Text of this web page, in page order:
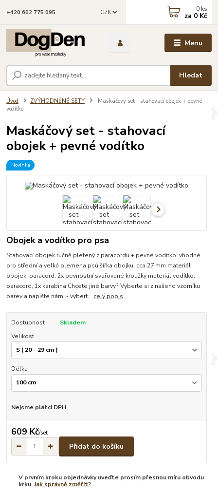
Menu
CZK
Hledat
+420 602 775 095 0 ks
za 0 Kč
Úvod ZVÝHODNĚNÉ SETY
Maskáčový set - stahovací obojek + pevné
vodítko
Maskáčový set - stahovací
obojek + pevné vodítko
Novinka
Obojek a vodítko pro psa
Stahovací obojek ručně pletený z paracordu + pevné vodítko vhodné
pro střední a velká plemena psů šířka obojku: cca 27 mm materiál
obojek: paracord, 2x pevnostní svařované kroužky materiál vodítko:
paracord, 1x karabina Chcete jiné barvy? Vyberte si z našeho vzorníku
barev a napište nám. - vybert... celý popis
Dostupnost
Skladem
Velikost
Délka
Nejsme plátci DPH
609 Kč/set
Přidat do košíku
V prvním kroku objednávky uveďte prosím přesnou míru obvodu
krku.Jak správně změřit?